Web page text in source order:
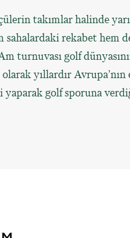
takımlar halinde
sahalardaki rekabet hem
turnuvası golf
yıllardır Avrupa’nın
golf sporuna